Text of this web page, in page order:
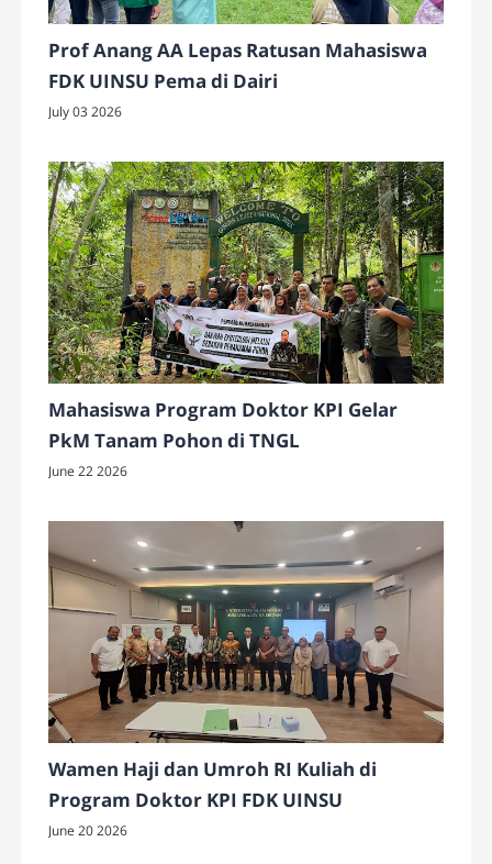
Prof Anang AA Lepas Ratusan Mahasiswa
FDK UINSU Pema di Dairi
July 03 2026
Mahasiswa Program Doktor KPI Gelar
PkM Tanam Pohon di TNGL
June 22 2026
Wamen Haji dan Umroh RI Kuliah di
Program Doktor KPI FDK UINSU
June 20 2026